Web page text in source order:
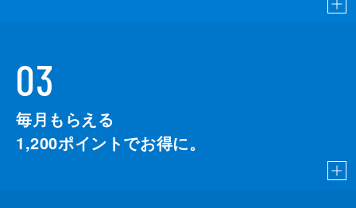
03
毎月もらえる
1,200ポイントでお得に。